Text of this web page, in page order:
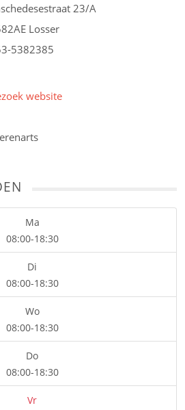
23/A
Losser
5382385
website
Ma
08:00-18:30
Di
08:00-18:30
Wo
08:00-18:30
Do
08:00-18:30
Vr